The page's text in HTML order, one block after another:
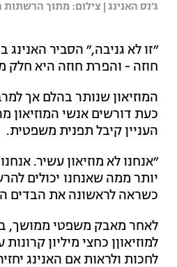
ג׳נס האנינג | צילום: מתוך
״זו לא גניבה,״ הסביר
חוזה - והפרת חוזה היא חלק
המוזיאון שנותר בהלם אך
כעת דורשים אנשי המוזיאון
העניין קיבל תפנית משפטית.
״אנחנו לא מוזיאון עשיר.
יותר ממה שאנחנו יכולים
כשראה לראשונה את הבדים
לאחר מאבק משפטי ממושך,
למוזיאוןן כחצי מיליון
לחכות ולראות אם האנינג